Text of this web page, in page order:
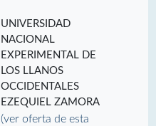
UNIVERSIDAD
NACIONAL
EXPERIMENTAL DE
LOS LLANOS
OCCIDENTALES
EZEQUIEL ZAMORA
(ver oferta de esta